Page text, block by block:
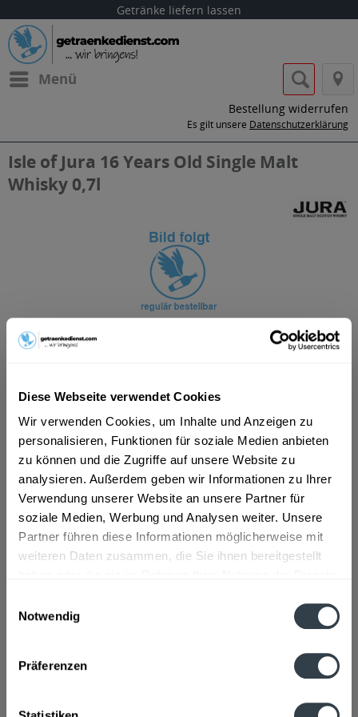
Diese Webseite verwendet Cookies
Wir verwenden Cookies, um Inhalte und Anzeigen zu
personalisieren, Funktionen für soziale Medien anbieten
zu können und die Zugriffe auf unsere Website zu
analysieren. Außerdem geben wir Informationen zu Ihrer
Verwendung unserer Website an unsere Partner für
soziale Medien, Werbung und Analysen weiter. Unsere
Partner führen diese Informationen möglicherweise mit
weiteren Daten zusammen, die Sie ihnen bereitgestellt
Notwendig
Präferenzen
Getränke liefern lassen
Menü
Bestellung widerrufen
Es gilt unsere Datenschutzerklärung
Isle of Jura 16 Years Old Single Malt
Whisky 0,7l
ab 66,69 € *
Inhalt:0.7 Liter (95,27 € * / 1 Liter)
inkl. MwSt.
ggf. zzgl. Erschwerniszuschlag
Vorrätig
In denWarenkorb
Artikel-Nr.:
27835
Beschreibung
Isle of Jura Distillery Craighouse Isle of Jura Argyll PA60